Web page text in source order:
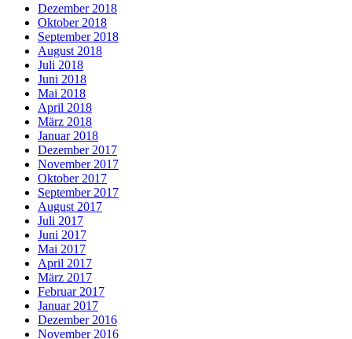
Dezember 2018
Oktober 2018
September 2018
August 2018
Juli 2018
Juni 2018
Mai 2018
April 2018
März 2018
Januar 2018
Dezember 2017
November 2017
Oktober 2017
September 2017
August 2017
Juli 2017
Juni 2017
Mai 2017
April 2017
März 2017
Februar 2017
Januar 2017
Dezember 2016
November 2016